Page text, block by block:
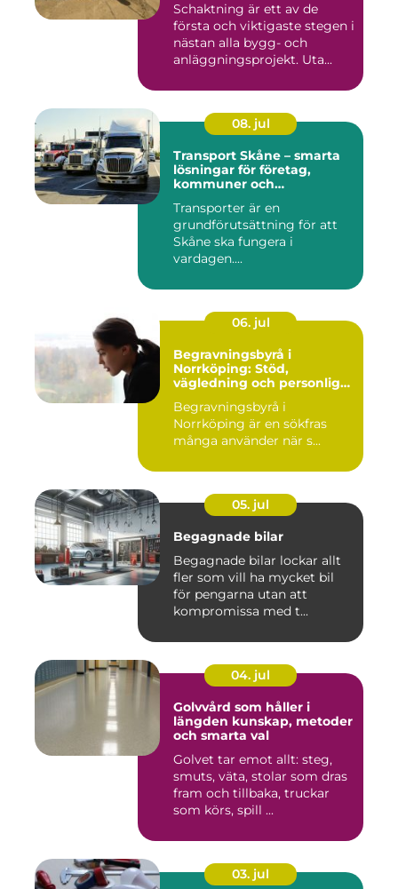
Schaktning är ett av de
första och viktigaste stegen i
nästan alla bygg- och
anläggningsprojekt. Uta...
08. jul
Transport Skåne – smarta
lösningar för företag,
kommuner och
Transporter är en
grundförutsättning för att
Skåne ska fungera i
vardagen....
06. jul
Begravningsbyrå i
Norrköping: Stöd,
vägledning och personliga
Begravningsbyrå i
Norrköping är en sökfras
många använder när s...
05. jul
Begagnade bilar
Begagnade bilar lockar allt
fler som vill ha mycket bil
för pengarna utan att
kompromissa med t...
04. jul
Golvvård som håller i
längden kunskap, metoder
och smarta val
Golvet tar emot allt: steg,
smuts, väta, stolar som dras
fram och tillbaka, truckar
som körs, spill ...
03. jul